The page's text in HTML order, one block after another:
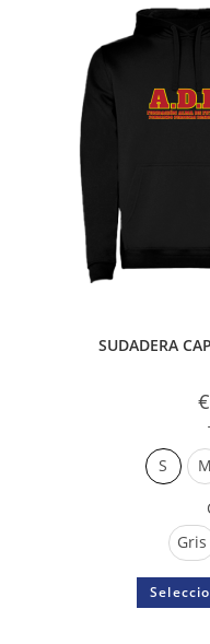
SUDADERA
€
S
M
Gris